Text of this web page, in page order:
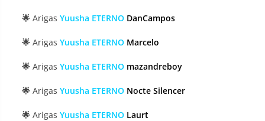
🌟 Arigas Yuusha ETERNO DanCampos
🌟 Arigas Yuusha ETERNO Marcelo
🌟 Arigas Yuusha ETERNO mazandreboy
🌟 Arigas Yuusha ETERNO Nocte Silencer
🌟 Arigas Yuusha ETERNO Laurt